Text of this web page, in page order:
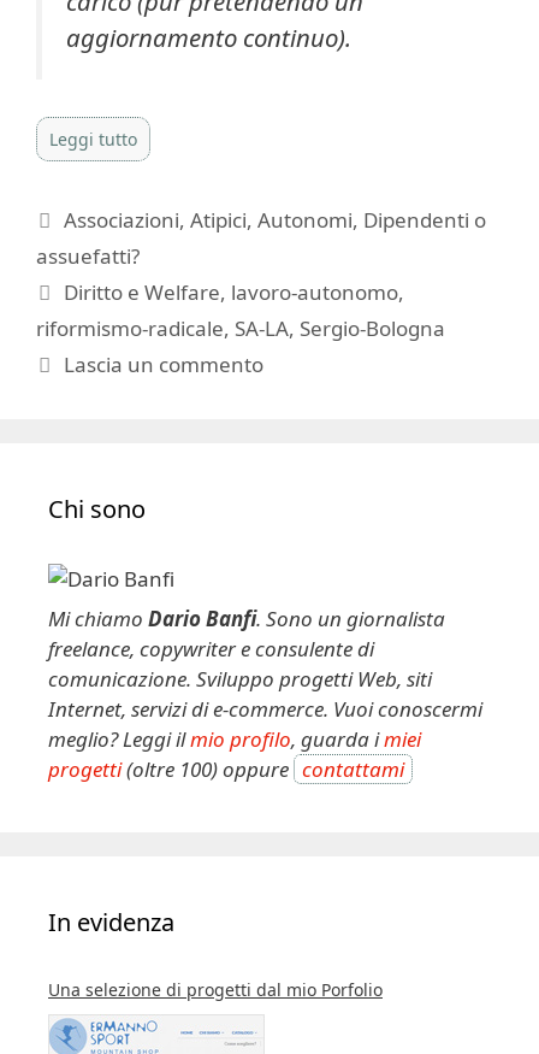
aggiornamento continuo).
Leggi tutto
Categorie
Associazioni,Atipici,Autonomi, Dipendenti o
assuefatti?
Tag
Diritto e Welfare, lavoro-autonomo,
riformismo-radicale, SA-LA, Sergio-Bologna
Lascia un commento
Chi sono
Mi chiamo Dario Banfi. Sono un giornalista
freelance, copywriter e consulente di
comunicazione. Sviluppo progetti Web, siti
Internet, servizi di e-commerce. Vuoi conoscermi
meglio? Leggi ilmio profilo, guarda imiei
progetti(oltre 100) oppure contattami
In evidenza
Una selezione di progetti dal mio Porfolio